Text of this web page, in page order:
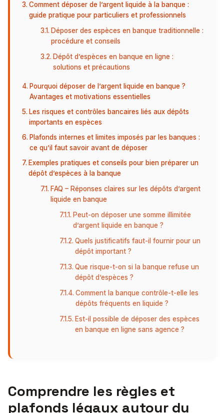
Comment déposer de l’argent liquide à la banque :
guide pratique pour particuliers et professionnels
Déposer des espèces en banque traditionnelle :
procédure et conseils
Dépôt d’espèces en banque en ligne :
solutions et précautions
Pourquoi déposer de l’argent liquide en banque ?
Avantages et motivations essentielles
Les risques et contrôles bancaires liés aux dépôts
importants en espèces
Plafonds internes et limites imposés par les banques :
ce qu’il faut savoir avant de déposer
Exemples pratiques et conseils pour bien préparer un
dépôt d’espèces à la banque
FAQ – Réponses claires sur les dépôts d’argent
liquide en banque
Peut-on déposer une somme illimitée
d’argent liquide en banque ?
Quels justificatifs faut-il fournir pour un
dépôt important ?
Que risque-t-on si la banque refuse un
dépôt d’espèces ?
Comment la banque contrôle-t-elle les
dépôts fréquents en liquide ?
Est-il possible de déposer des espèces
en banque en ligne sans agence ?
Comprendre les règles et
plafonds légaux autour du